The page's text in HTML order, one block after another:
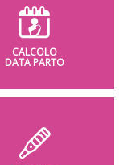
CALCOLO
DATA PARTO